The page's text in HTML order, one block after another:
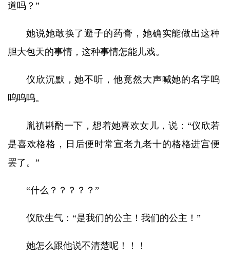
道吗？”
她说她敢换了避子的药膏，她确实能做出这种
胆大包天的事情，这种事情怎能儿戏。
仪欣沉默，她不听，他竟然大声喊她的名字呜
呜呜呜。
胤禛斟酌一下，想着她喜欢女儿，说：“仪欣若
是喜欢格格，日后便时常宣老九老十的格格进宫便
罢了。”
“什么？？？？？”
仪欣生气：“是我们的公主！我们的公主！”
她怎么跟他说不清楚呢！！！